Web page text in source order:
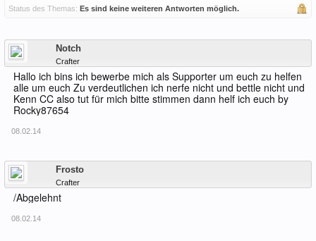
Status des Themas: Es sind keine weiteren Antworten möglich.
Notch
Crafter
Hallo ich bins ich bewerbe mich als Supporter um euch zu helfen
alle um euch Zu verdeutlichen ich nerfe nicht und bettle nicht und
Kenn CC also tut für mich bitte stimmen dann helf ich euch by
Rocky87654
08.02.14
Frosto
Crafter
/Abgelehnt
08.02.14